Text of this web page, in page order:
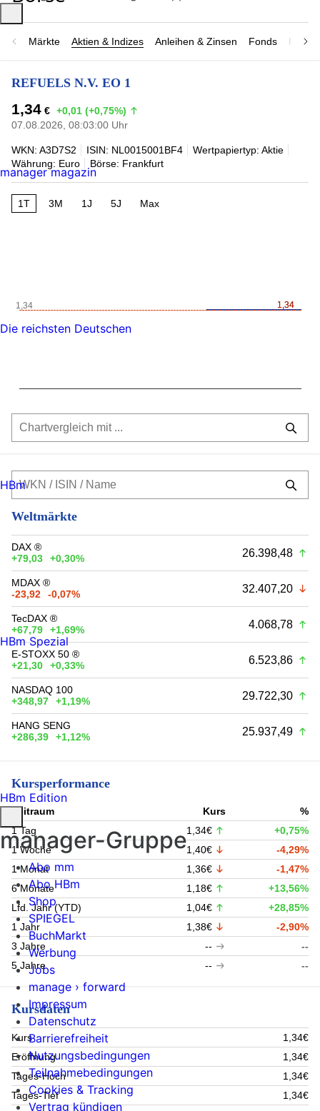
Märkte Aktien & Indizes Anleihen & Zinsen Fonds
REFUELS N.V. EO 1
1,34 € +0,01 (+0,75%)
07.08.2026, 08:03:00 Uhr
WKN: A3D7S2 ISIN: NL0015001BF4
Wertpapiertyp: Aktie
Währung: Euro
Börse: Frankfurt
1T 3M 1J 5J Max
1,34
1,34
1,34
Weltmärkte
DAX ®
+79,03
+0,30% 26.398,48
MDAX ®
-23,92
-0,07% 32.407,20
TecDAX ®
+67,79
+1,69% 4.068,78
E-STOXX 50 ®
+21,30
+0,33% 6.523,86
NASDAQ 100
+348,97
+1,19% 29.722,30
HANG SENG
+286,39
+1,12% 25.937,49
Kursperformance
Zeitraum Kurs
%
1 Tag
1,34€
+0,75%
1 Woche
1,40€
-4,29%
1 Monat
1,36€
-1,47%
6 Monate
1,18€
+13,56%
Lfd. Jahr (YTD)
1,04€
+28,85%
1 Jahr
1,38€
-2,90%
3 Jahre
--
--
5 Jahre
-- --
Kursdaten
Kurs
1,34€
Eröffnung
1,34€
Tages-Hoch
1,34€
Tages-Tief
1,34€
manager magazin
Die reichsten Deutschen
HBm
HBm Spezial
HBm Edition
manager-Gruppe
Abo mm
Abo HBm
Shop
SPIEGEL
BuchMarkt
Werbung
Jobs
manage › forward
Impressum
Datenschutz
Barrierefreiheit
Nutzungsbedingungen
Teilnahmebedingungen
Cookies & Tracking
Vertrag kündigen